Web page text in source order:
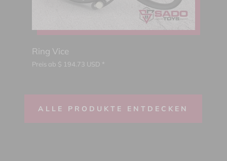
Ring Vice
Preis ab $ 194.73 USD *
ALLE PRODUKTE ENTDECKEN